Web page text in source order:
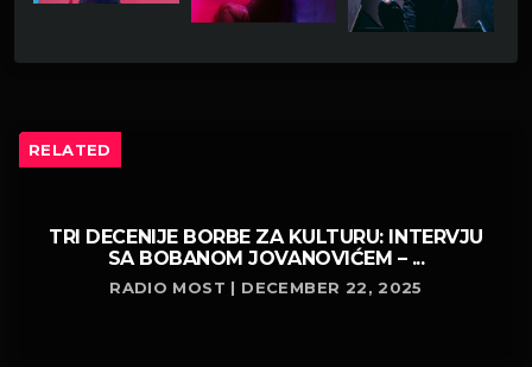
RELATED
TRI DECENIJE BORBE ZA KULTURU: INTERVJU
SA BOBANOM JOVANOVIĆEM – ...
RADIO MOST | DECEMBER 22, 2025